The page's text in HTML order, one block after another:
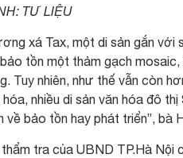
TƯ LIỆU
xá Tax, một di sản gắn
tồn một thảm gạch
Tuy nhiên, như thế vẫn còn
nhiều di sản văn hóa đô
về bảo tồn hay phát triển”, bà
tra của UBND TP.Hà